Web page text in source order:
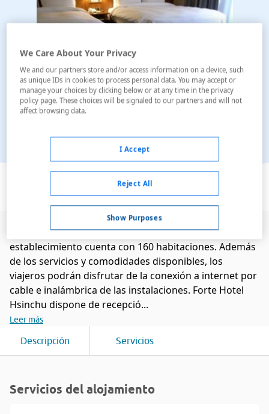
Ver en el mapa
Este encantador hotel se encuentra en Hsinchu. El
establecimiento cuenta con 160 habitaciones. Además
de los servicios y comodidades disponibles, los
viajeros podrán disfrutar de la conexión a internet por
cable e inalámbrica de las instalaciones. Forte Hotel
Hsinchu dispone de recepció...
Leer más
Descripción Servicios
Servicios del alojamiento
We Care About Your Privacy
We and our partners store and/or access information on a device, such
as unique IDs in cookies to process personal data. You may accept or
manage your choices by clicking below or at any time in the privacy
policy page. These choices will be signaled to our partners and will not
affect browsing data.
Show Purposes
Reject All
I Accept